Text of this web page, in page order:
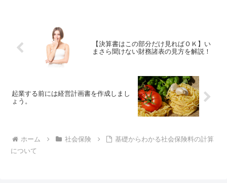
【決算書はこの部分だけ見ればＯＫ】い
まさら聞けない財務諸表の見方を解説！
起業する前には経営計画書を作成しまし
ょう。
ホーム 社会保険
基礎からわかる社会保険料の計算
について